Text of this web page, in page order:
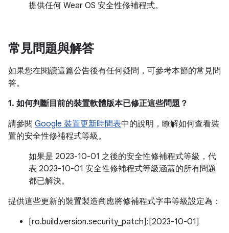
提供任何 Wear OS 安全性修補程式。
常見問題與解答
如果您在閱讀這篇公告後有任何疑問，可參考本節的常見問
答。
1. 如何判斷目前的裝置軟體版本已修正這些問題？
請參閱 Google 裝置更新時間表中的說明，瞭解如何查看裝
置的安全性修補程式等級。
如果是 2023-10-01 之後的安全性修補程式等級，代
表 2023-10-01 安全性修補程式等級涵蓋的所有問題
都已解決。
提供這些更新的裝置製造商應將修補程式字串等級設定為：
[ro.build.version.security_patch]:[2023-10-01]